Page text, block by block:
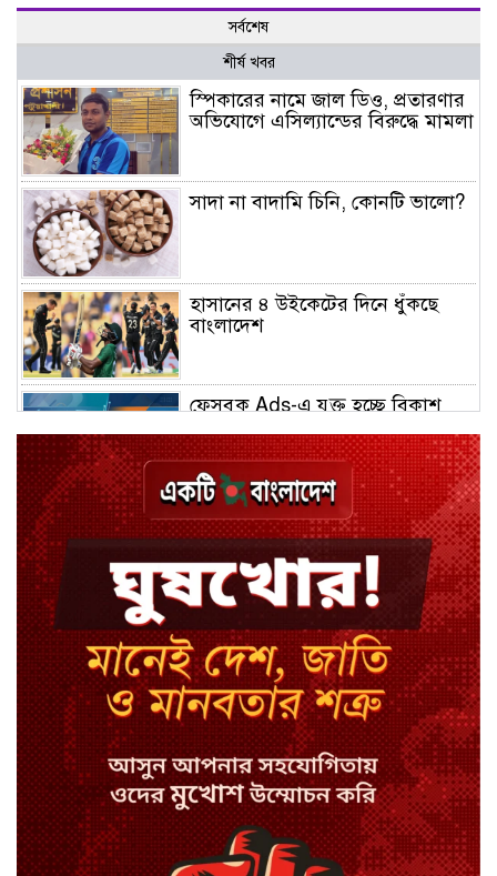
সর্বশেষ
শীর্ষ খবর
স্পিকারের নামে জাল ডিও, প্রতারণার
অভিযোগে এসিল্যান্ডের বিরুদ্ধে মামলা
সাদা না বাদামি চিনি, কোনটি ভালো?
হাসানের ৪ উইকেটের দিনে ধুঁকছে
বাংলাদেশ
ফেসবুক Ads-এ যুক্ত হচ্ছে বিকাশ
বিয়ে ভাঙার গুঞ্জনে মুখ খুললেন রণজয়
কেন লিভারপুল ছেড়ে তুরস্কের ক্লাবে
সালাহ
কপিল শর্মার অডিশনে বাদ পড়ার সেই
গল্প
যুক্তরাজ্যে সামাজিকমাধ্যমের কারফিউ
মানছে না কিশোররা